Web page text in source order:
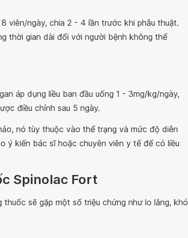
viên/ngày, chia 2 - 4 lần trước khi phẫu thuật.
thời gian dài đối với người bệnh không thể
áp dụng liều ban đầu uống 1 - 3mg/kg/ngày,
điều chỉnh sau 5 ngày.
nó tùy thuộc vào thể trạng và mức độ diễn
ý kiến bác sĩ hoặc chuyên viên y tế để có liều
Spinolac Fort
thuốc sẽ gặp một số triệu chứng như lo lắng, khó